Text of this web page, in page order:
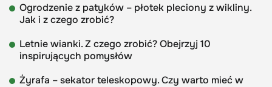
Ogrodzenie z patyków – płotek pleciony z wikliny.
Jak i z czego zrobić?
Letnie wianki. Z czego zrobić? Obejrzyj 10
inspirujących pomysłów
Żyrafa – sekator teleskopowy. Czy warto mieć w